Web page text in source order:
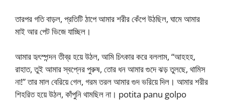
তারপর গতি বাড়ল, প্রতিটি ঠাপে আমার শরীর কেঁপে উঠছিল, ঘামে আমার
মাই আর পেট ভিজে যাচ্ছিল।
আমার হৃৎস্পন্দন তীব্র হয়ে উঠল, আমি চিৎকার করে বললাম, “আহহহ,
রাহাত, তুই আমার স্বপ্নের পুরুষ, তোর ধন আমার গুদে ঝড় তুলছে, থামিস
না!” তার মাল বেরিয়ে গেল, গরম তরল আমার গুদ ভরিয়ে দিল। আমার শরীর
শিহরিত হয়ে উঠল, কাঁপুনি থামছিল না। potita panu golpo